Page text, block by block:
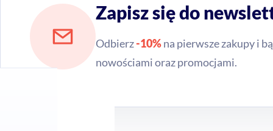
Zapisz się do
Odbierz-10%na pierwsze zakupy i
nowościami oraz promocjami.